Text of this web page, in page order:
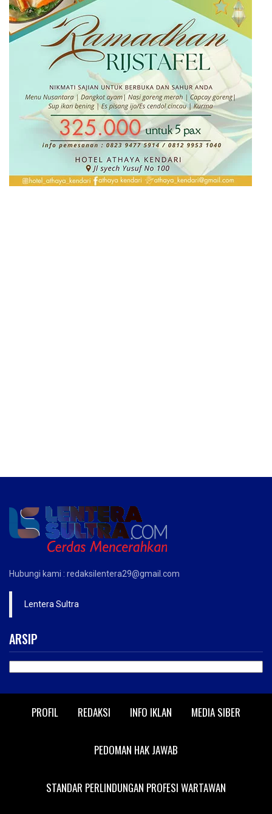
Hubungi kami : redaksilentera29@gmail.com
Lentera Sultra
ARSIP
PROFIL REDAKSI INFO IKLAN MEDIA SIBER
PEDOMAN HAK JAWAB
STANDAR PERLINDUNGAN PROFESI WARTAWAN